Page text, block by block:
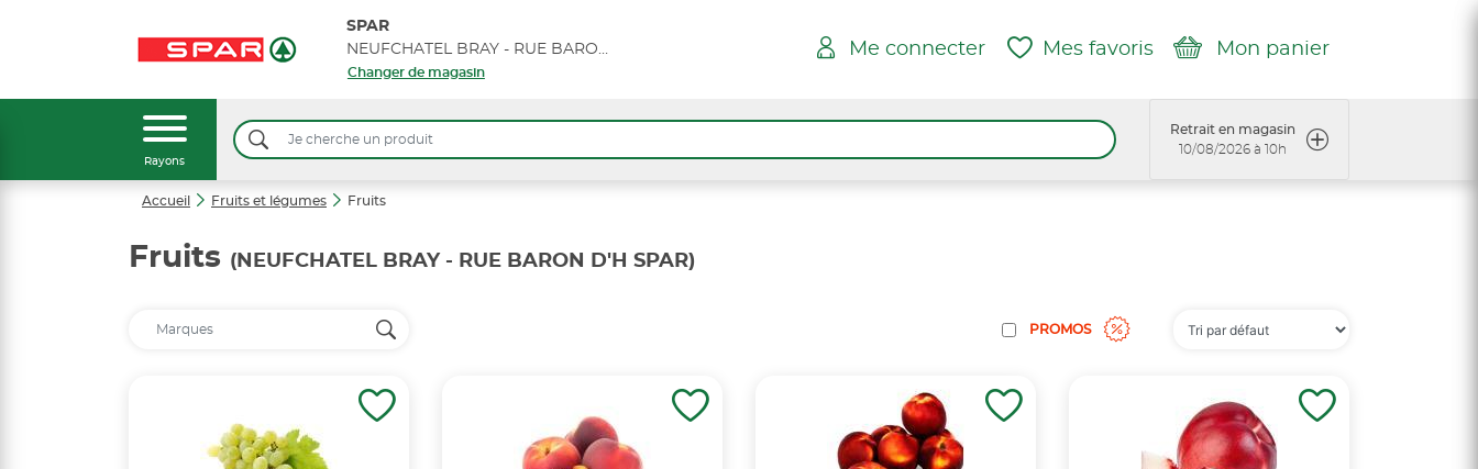
SPAR
NEUFCHATEL BRAY - RUE BARON D'H SPAR
Changer de magasin
Me connecter Mes favoris Mon panier
Rayons
Retrait en magasin
10/08/2026 à 10h
Accueil Fruits et légumes Fruits
Fruits (NEUFCHATEL BRAY - RUE BARON D'H SPAR)
PROMOS